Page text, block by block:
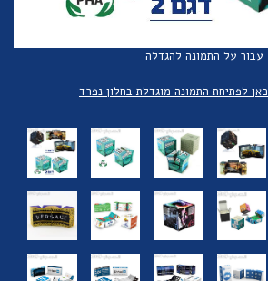
עבור על התמונה להגדלה
לפתיחת התמונה מוגדלת בחלון נפרד